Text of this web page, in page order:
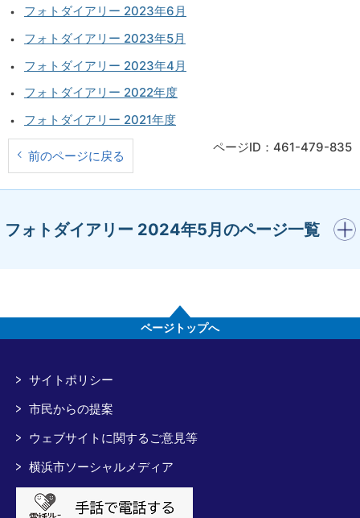
フォトダイアリー 2023年6月
フォトダイアリー 2023年5月
フォトダイアリー 2023年4月
フォトダイアリー 2022年度
フォトダイアリー 2021年度
前のページに戻る
ページID：461-479-835
フォトダイアリー 2024年5月のページ一覧
開く
ページトップへ
サイトポリシー
市民からの提案
ウェブサイトに関するご意見等
横浜市ソーシャルメディア